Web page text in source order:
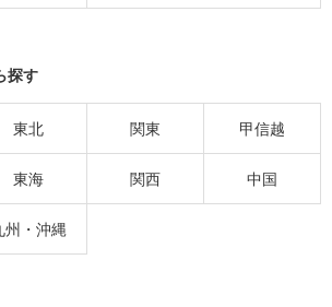
探す
東北 関東 甲信越
東海 関西 中国
州・沖縄